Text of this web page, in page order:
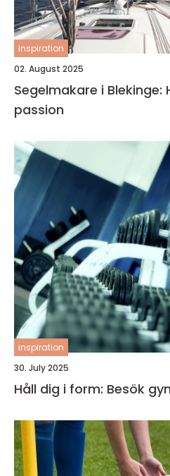
inspiration
02. August 2025
Segelmakare i Blekinge:
passion
inspiration
30. July 2025
Håll dig i form: Besök